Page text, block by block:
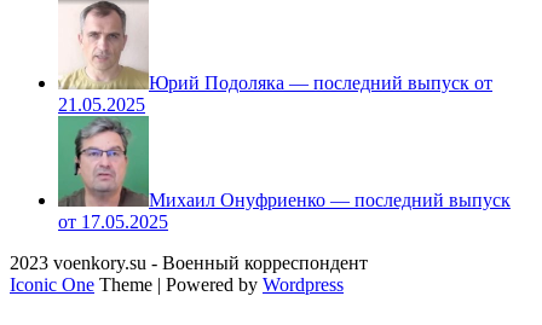
Юрий Подоляка — последний выпуск от
21.05.2025
Михаил Онуфриенко — последний выпуск
от 17.05.2025
2023 voenkory.su - Военный корреспондент
Iconic One Theme | Powered by Wordpress